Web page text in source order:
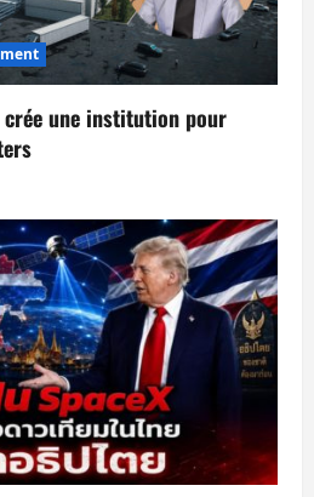
crée une institution pour